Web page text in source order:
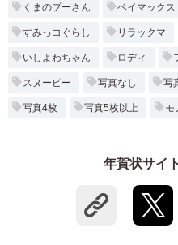
くまのプーさん ベイマックス
すみっコぐらし リラックマ
いしよわちゃん ロディ
スヌーピー 写真なし 写
写真4枚 写真5枚以上 モ
年賀状サイ